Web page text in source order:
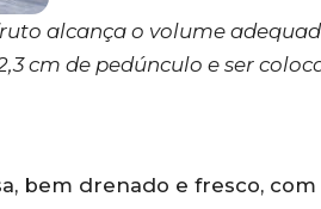
alcança o volume
cm de pedúnculo e ser
bem drenado e fresco, com